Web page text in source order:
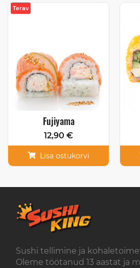
Terav
Fujiyama
12,90 €
Lisa ostukorvi
Sushi tellimine ja
Oleme töötanud 13 aastat ja